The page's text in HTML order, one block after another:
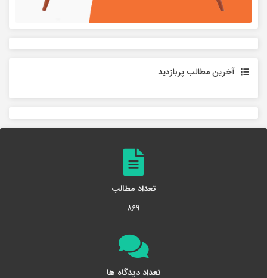
آخرین مطالب پربازدید
تعداد مطالب
۸۶۹
تعداد دیدگاه ها